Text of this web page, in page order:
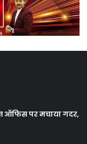
ऑफिस पर मचाया गदर,